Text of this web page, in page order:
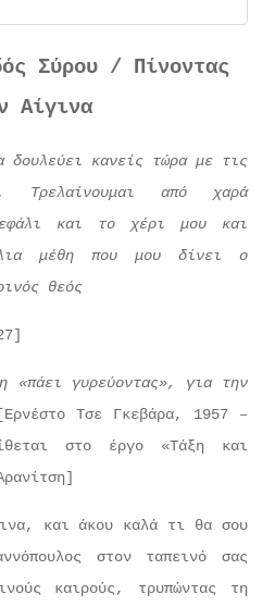
Σύρου / Πίνοντας
Αίγινα
δουλεύει κανείς τώρα με τις
Τρελαίνουμαι από χαρά
και το χέρι μου και
μέθη που μου δίνει ο
θεός
«πάει γυρεύοντας», για την
[Ερνέστο Τσε Γκεβάρα, 1957 –
στο έργο «Τάξη και
και άκου καλά τι θα σου
στον ταπεινό σας
καιρούς, τρυπώντας τη